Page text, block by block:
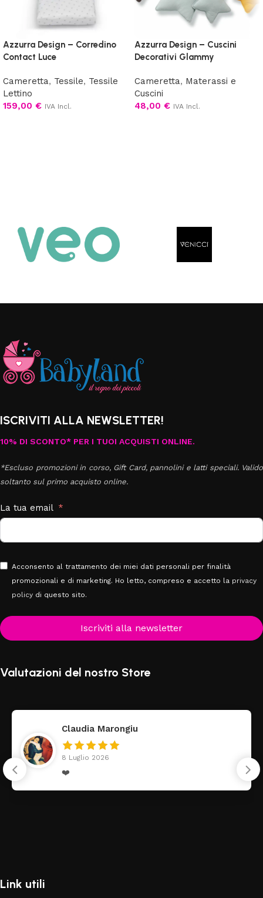
Azzurra Design – Corredino
Contact Luce
Cameretta, Tessile, Tessile
Lettino
159,00 € IVA Incl.
Azzurra Design – Cuscini
Decorativi Glammy
Cameretta, Materassi e
Cuscini
48,00 € IVA Incl.
ISCRIVITI ALLA NEWSLETTER!
10% DI SCONTO* PER I TUOI ACQUISTI ONLINE.
*Escluso promozioni in corso, Gift Card, pannolini e latti speciali. Valido
soltanto sul primo acquisto online.
La tua email
Acconsento al trattamento dei miei dati personali per finalità
promozionali e di marketing. Ho letto, compreso e accetto la privacy
policy di questo sito.
Iscriviti alla newsletter
Valutazioni del nostro Store
Claudia Marongiu
8 Luglio 2026
❤️
Link utili